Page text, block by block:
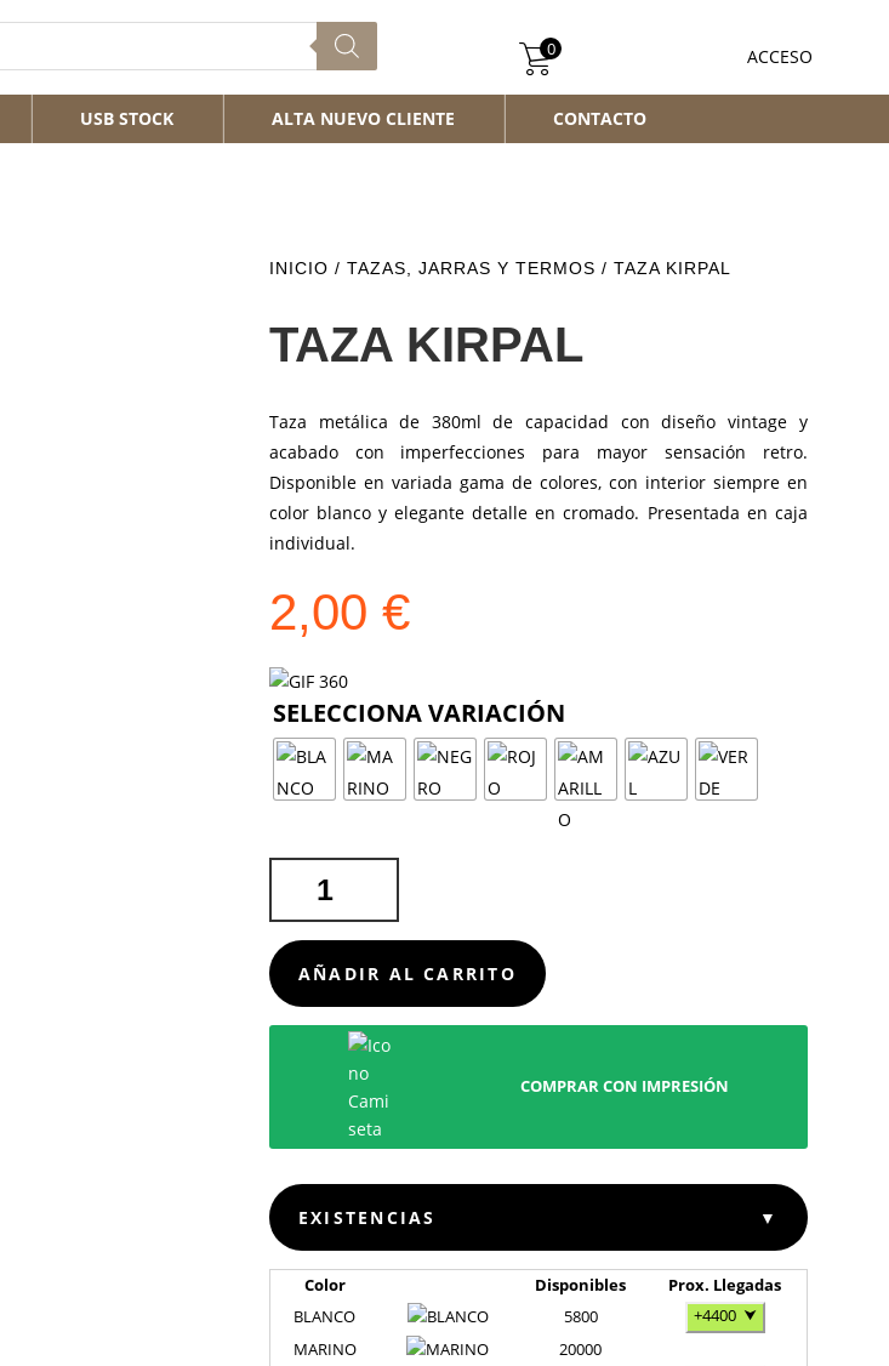
ACCESO
0
USB STOCK ALTA NUEVO CLIENTE CONTACTO
INICIO / TAZAS, JARRAS Y TERMOS / TAZA KIRPAL
TAZA KIRPAL
Taza metálica de 380ml de capacidad con diseño vintage y
acabado con imperfecciones para mayor sensación retro.
Disponible en variada gama de colores, con interior siempre en
color blanco y elegante detalle en cromado. Presentada en caja
individual.
2,00 €
KIRPAL
CANTIDAD
AÑADIR AL CARRITO
COMPRAR CON IMPRESIÓN
EXISTENCIAS ▼
Color Disponibles
Prox. Llegadas
BLANCO
5800 +4400 ⮟
MARINO
20000